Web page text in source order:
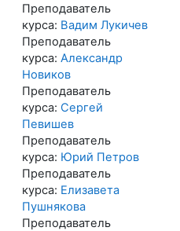
Преподаватель
курса: Вадим Лукичев
Преподаватель
курса: Александр
Новиков
Преподаватель
курса: Сергей
Певишев
Преподаватель
курса: Юрий Петров
Преподаватель
курса: Елизавета
Пушнякова
Преподаватель